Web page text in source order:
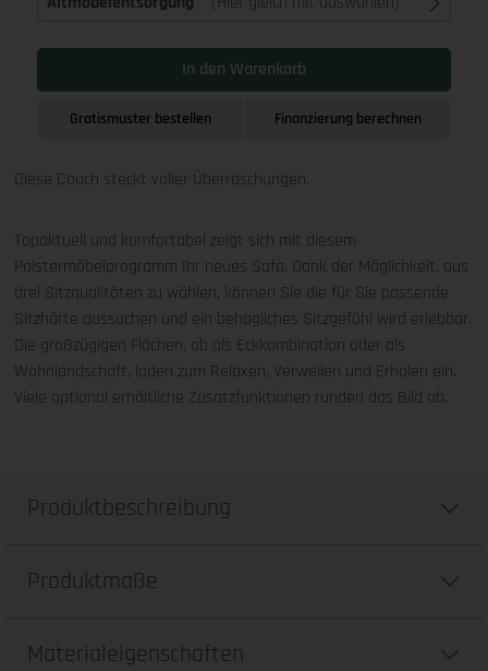
In den Warenkorb
Gratismuster bestellen Finanzierung berechnen
Diese Couch steckt voller Überraschungen.
Topaktuell und komfortabel zeigt sich mit diesem
Polstermöbelprogramm Ihr neues Sofa. Dank der Möglichkeit, aus
drei Sitzqualitäten zu wählen, können Sie die für Sie passende
Sitzhärte aussuchen und ein behagliches Sitzgefühl wird erlebbar.
Die großzügigen Flächen, ob als Eckkombination oder als
Wohnlandschaft, laden zum Relaxen, Verweilen und Erholen ein.
Viele optional erhältliche Zusatzfunktionen runden das Bild ab.
Produktbeschreibung
Produktmaße
Materialeigenschaften